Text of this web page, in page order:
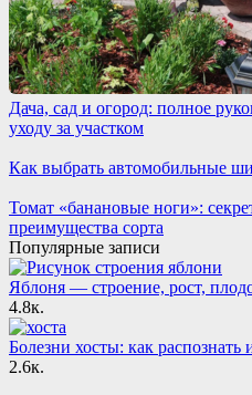
Дача, сад и огород: полное
уходу за участком
Как выбрать автомобильные
Томат «банановые ноги»:
преимущества сорта
Популярные записи
Яблоня — строение, рост,
4.8к.
Болезни хосты: как распознать
2.6к.